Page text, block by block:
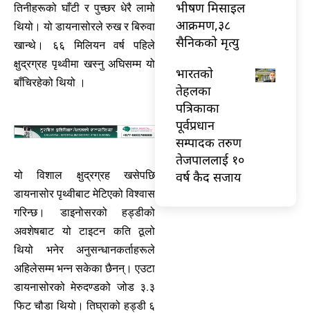
तिनीहरूको घाँटी र पुच्छर धेरै लामो
थियो। यो डायनासोरले रुख र बिरुवा
खान्थे। ६६ मिलियन वर्ष पहिले
क्षुद्रग्रह पृथ्वीमा खस्नु अघिसम्म यो
बाँचिरहेको थियो ।
यो विशाल क्षुद्रग्रह खसेपछि
डायनासोर पृथ्वीबाट मेटिएको विश्वास
गरिन्छ। डाइनोसरको हड्डीको
अवशेषबाट यो टाइटन कति ठूलो
थियो भनेर अनुसन्धानकर्ताहरूले
अहिलेसम्म भन्न सकेका छैनन्। एउटा
डायनासोरको मेरुदण्डको जोड ३.३
फिट चौडा थियो। तिघ्राको हड्डी ६
भीषण मिसाइल
आक्रमण,३८
सैनिकको मृत्यु
भारतकाे
तेहलका
पत्रिकाका
पूर्वप्रधान
सम्पादक तरुण
तेजपाललाई १०
वर्ष कैद सजाय